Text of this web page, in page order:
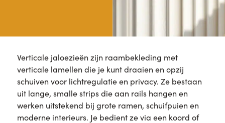
Verticale jaloezieën zijn raambekleding met
verticale lamellen die je kunt draaien en opzij
schuiven voor lichtregulatie en privacy. Ze bestaan
uit lange, smalle strips die aan rails hangen en
werken uitstekend bij grote ramen, schuifpuien en
moderne interieurs. Je bedient ze via een koord of